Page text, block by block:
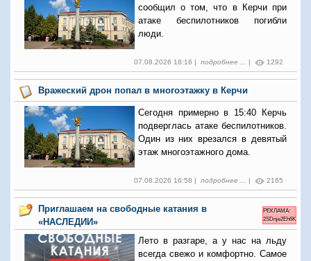
сообщил о том, что в Керчи при
атаке беспилотников погибли
люди.
07.08.2026 18:16 | подробнее ... | 1292
Вражеский дрон попал в многоэтажку в Керчи
Сегодня примерно в 15:40 Керчь
подверглась атаке беспилотников.
Один из них врезался в девятый
этаж многоэтажного дома.
07.08.2026 16:58 | подробнее ... 2165
Приглашаем на свободные катания в
«НАСЛЕДИИ»
РЕКЛАМА:
2SDnje2Eh6K
Лето в разгаре, а у нас на льду
всегда свежо и комфортно. Самое